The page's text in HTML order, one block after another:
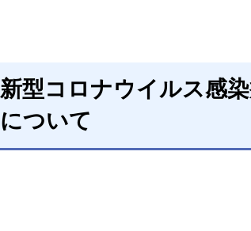
新型コロナウイルス感
について